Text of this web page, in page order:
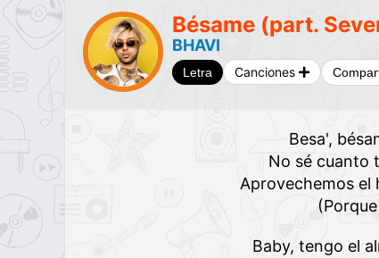
Bésame (part.
BHAVI
Letra Canciones
Besa',
No sé cuanto
Aprovechemos el
Baby, tengo el